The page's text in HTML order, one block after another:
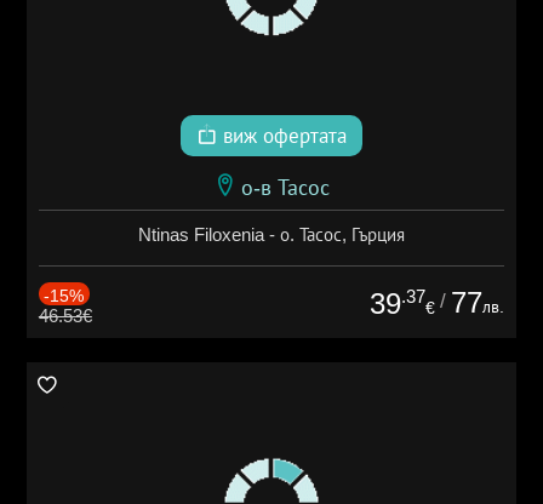
виж офертата
о-в Тасос
Ntinas Filoxenia - о. Тасос, Гърция
-15%
46.53€ 39.37
€ / 77лв.